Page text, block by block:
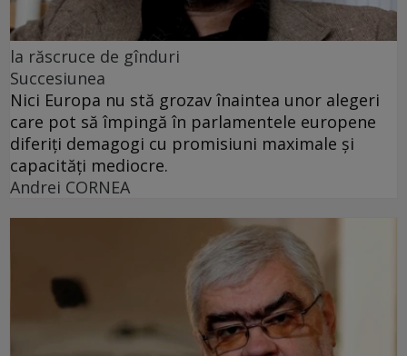
la răscruce de gînduri
Succesiunea
Nici Europa nu stă grozav înaintea unor alegeri
care pot să împingă în parlamentele europene
diferiți demagogi cu promisiuni maximale și
capacități mediocre.
Andrei CORNEA